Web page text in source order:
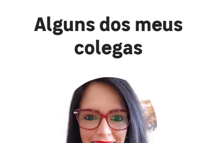
Alguns dos meus
colegas